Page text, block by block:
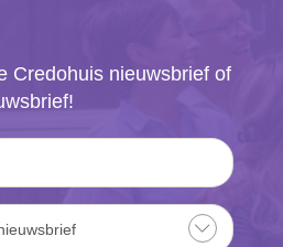
Credohuis nieuwsbrief of